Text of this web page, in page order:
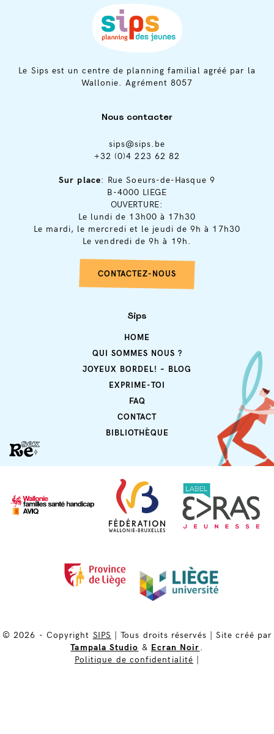
Le Sips est un centre de planning familial agréé par la
Wallonie. Agrément 8057
Nous contacter
sips@sips.be
+32 (0)4 223 62 82
Sur place: Rue Soeurs-de-Hasque 9
B-4000 LIEGE
OUVERTURE:
Le lundi de 13h00 à 17h30
Le mardi, le mercredi et le jeudi de 9h à 17h30
Le vendredi de 9h à 19h.
CONTACTEZ-NOUS
Sips
HOME
QUI SOMMES NOUS ?
JOYEUX BORDEL! – BLOG
EXPRIME-TOI
FAQ
CONTACT
BIBLIOTHÈQUE
© 2026 - Copyright SIPS |Tous droits réservés
Site créé par
Tampala Studio & Ecran Noir.
Politique de confidentialité